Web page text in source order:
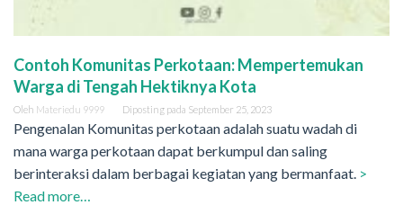
Contoh Komunitas Perkotaan: Mempertemukan
Warga di Tengah Hektiknya Kota
Oleh Materiedu 9999 Diposting pada September 25, 2023
Pengenalan Komunitas perkotaan adalah suatu wadah di
mana warga perkotaan dapat berkumpul dan saling
berinteraksi dalam berbagai kegiatan yang bermanfaat. >
Read more…